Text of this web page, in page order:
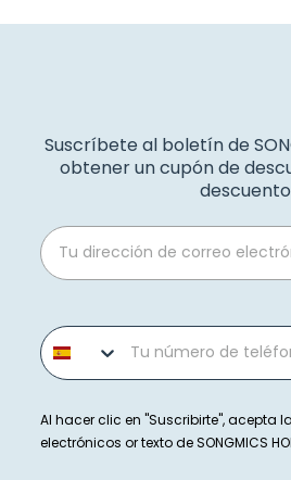
Suscríbete al boletín de
obtener un cupón de
Email
Phone number
Al hacer clic en "Suscribirte", acepta la
electrónicos or texto de SONGMICS